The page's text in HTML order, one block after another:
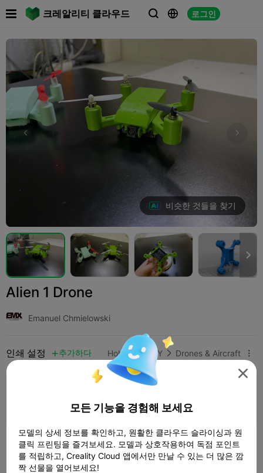
크레알리티 클라우드   로그인
 
비슷한 것들을 찾기

Alien 1 Drone
Emanuel Chmielowski
인쇄 설정  추가하다 Hobbies & DIY  Drones & Aircraft 
더 많은 포인트 획득
1,000 

모든 기능을 경험해 보세요
모델의 상세 정보를 확인하고, 원활한 클라우드 슬라이싱과 원
클릭 프린팅을 즐겨보세요. 모델과 상호작용하여 독점 포인트
를 적립하고, Creality Cloud 앱에서만 만날 수 있는 더 많은 깜
짝 선물을 열어보세요!